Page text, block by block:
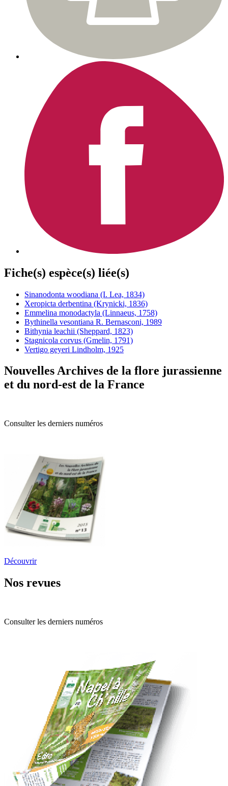
Fiche(s) espèce(s) liée(s)
Sinanodonta woodiana (I. Lea, 1834)
Xeropicta derbentina (Krynicki, 1836)
Emmelina monodactyla (Linnaeus, 1758)
Bythinella vesontiana R. Bernasconi, 1989
Bithynia leachii (Sheppard, 1823)
Stagnicola corvus (Gmelin, 1791)
Vertigo geyeri Lindholm, 1925
Nouvelles Archives de la flore jurassienne
et du nord-est de la France
Consulter les derniers numéros
Découvrir
Nos revues
Consulter les derniers numéros